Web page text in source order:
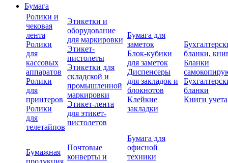
Бумага
Ролики и
чековая
лента
Ролики
для
кассовых
аппаратов
Ролики
для
принтеров
Ролики
для
телетайпов
Этикетки и
оборудование
для маркировки
Этикет-
пистолеты
Этикетки для
складской и
промышленной
маркировки
Этикет-лента
для этикет-
пистолетов
Бумага для
заметок
Блок-кубики
для заметок
Диспенсеры
для закладок и
блокнотов
Клейкие
закладки
бланки,
Бланки
бланки
Книги учета
Бумажная
продукция
Почтовые
конверты и
Бумага для
офисной
техники